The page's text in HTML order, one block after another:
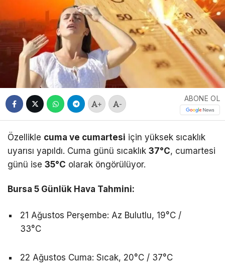
+ -
ABONE OL
Özellikle cuma ve cumartesi için yüksek sıcaklık
uyarısı yapıldı. Cuma günü sıcaklık 37°C, cumartesi
günü ise 35°C olarak öngörülüyor.
Bursa 5 Günlük Hava Tahmini:
21 Ağustos Perşembe: Az Bulutlu, 19°C /
33°C
22 Ağustos Cuma: Sıcak, 20°C / 37°C